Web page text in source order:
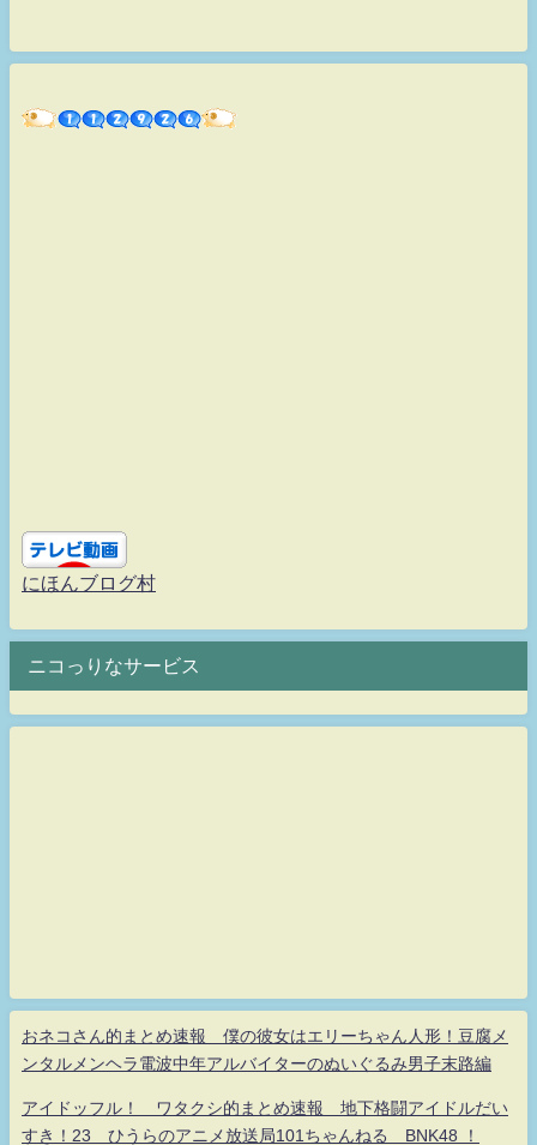
にほんブログ村
ニコっりなサービス
おネコさん的まとめ速報 僕の彼女はエリーちゃん人形！豆腐メ
ンタルメンヘラ電波中年アルバイターのぬいぐるみ男子末路編
アイドッフル！ ワタクシ的まとめ速報 地下格闘アイドルだい
すき！23 ひうらのアニメ放送局101ちゃんねる BNK48 ！